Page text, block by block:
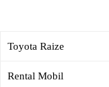
Toyota Raize
Rental Mobil